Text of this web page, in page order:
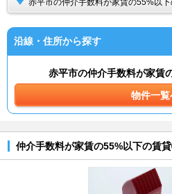
赤平市の仲介手数料が家賃の55%以
沿線・住所から探す
赤平市の仲介手数料が家賃
物件一覧
仲介手数料が家賃の55%以下の賃